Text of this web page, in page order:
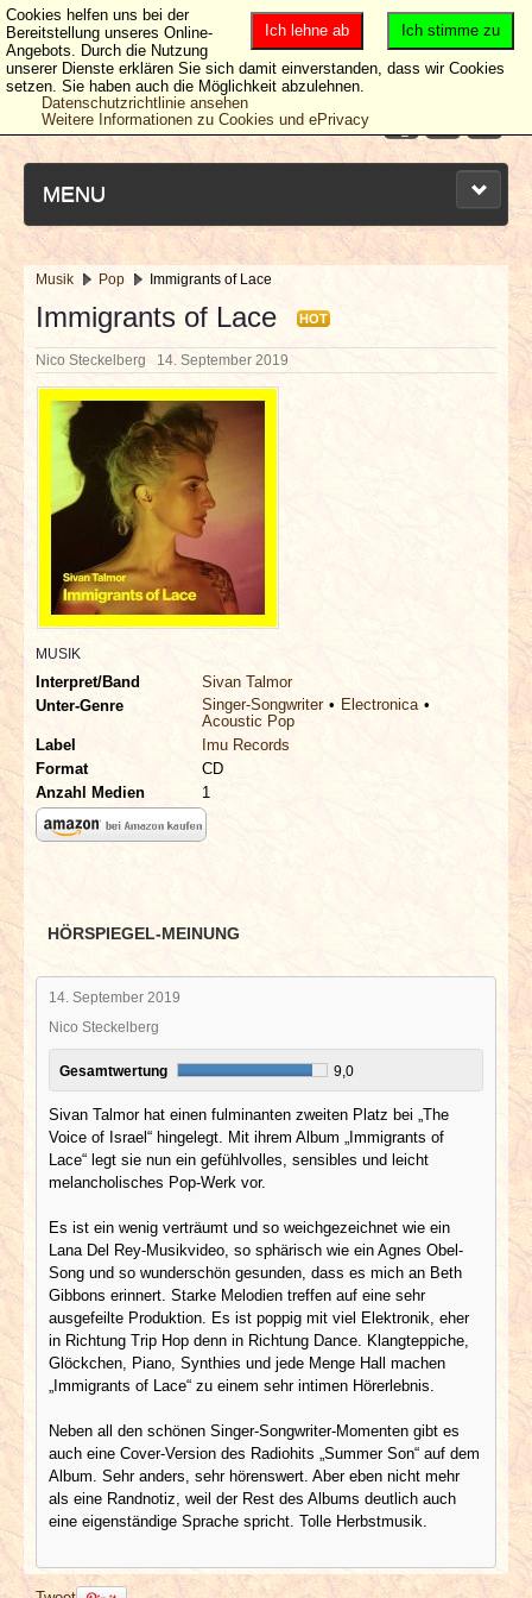
MENU
NEUESTE ARTIKEL
NEWS & DATES
BERICHTE
VERLOSUNGEN
INTERVIEWS
SPECIALS
REDAKTION
ARCHIV
Musik Pop Immigrants of Lace
Immigrants of Lace HOT
Nico Steckelberg 14. September 2019
MUSIK
Interpret/Band
Sivan Talmor
Unter-Genre
Singer-Songwriter
Electronica
Acoustic Pop
Label
Imu Records
Format
CD
Anzahl Medien
1
HÖRSPIEGEL-MEINUNG
14. September 2019
Nico Steckelberg
Gesamtwertung 9,0
Sivan Talmor hat einen fulminanten zweiten Platz bei „The
Voice of Israel“ hingelegt. Mit ihrem Album „Immigrants of
Lace“ legt sie nun ein gefühlvolles, sensibles und leicht
melancholisches Pop-Werk vor.
Es ist ein wenig verträumt und so weichgezeichnet wie ein
Lana Del Rey-Musikvideo, so sphärisch wie ein Agnes Obel-
Song und so wunderschön gesunden, dass es mich an Beth
Gibbons erinnert. Starke Melodien treffen auf eine sehr
ausgefeilte Produktion. Es ist poppig mit viel Elektronik, eher
in Richtung Trip Hop denn in Richtung Dance. Klangteppiche,
Glöckchen, Piano, Synthies und jede Menge Hall machen
„Immigrants of Lace“ zu einem sehr intimen Hörerlebnis.
Neben all den schönen Singer-Songwriter-Momenten gibt es
auch eine Cover-Version des Radiohits „Summer Son“ auf dem
Album. Sehr anders, sehr hörenswert. Aber eben nicht mehr
als eine Randnotiz, weil der Rest des Albums deutlich auch
eine eigenständige Sprache spricht. Tolle Herbstmusik.
Ich stimme zu
Ich lehne ab
Cookies helfen uns bei der
Bereitstellung unseres Online-
Angebots. Durch die Nutzung
unserer Dienste erklären Sie sich damit einverstanden, dass wir Cookies
setzen. Sie haben auch die Möglichkeit abzulehnen.
Datenschutzrichtlinie ansehen
Weitere Informationen zu Cookies und ePrivacy